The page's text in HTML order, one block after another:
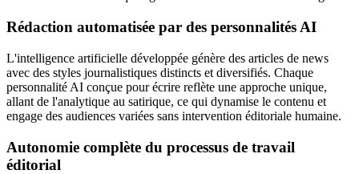
Rédaction automatisée par des personnalités AI
L'intelligence artificielle développée génère des articles de news
avec des styles journalistiques distincts et diversifiés. Chaque
personnalité AI conçue pour écrire reflète une approche unique,
allant de l'analytique au satirique, ce qui dynamise le contenu et
engage des audiences variées sans intervention éditoriale humaine.
Autonomie complète du processus de travail
éditorial